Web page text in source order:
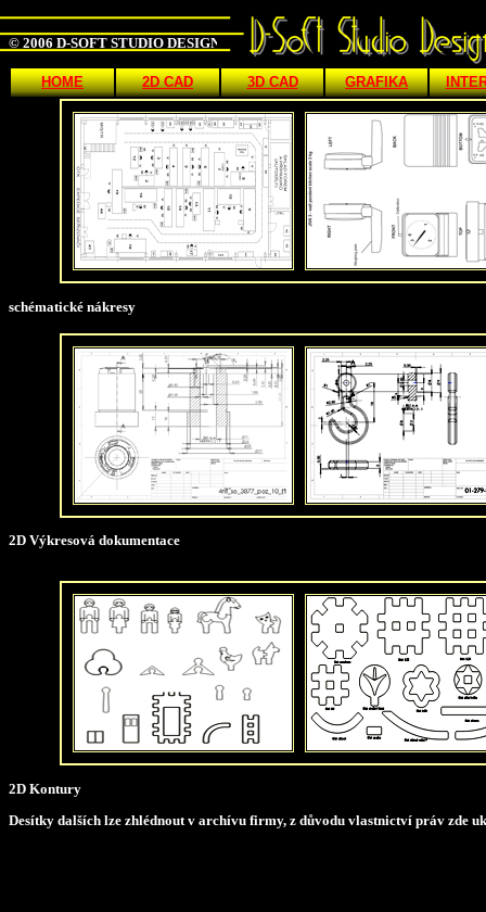
© 2006 D-SOFT STUDIO DESIGN style="position: right;"
HOME 2D CAD 3D CAD GRAFIKA
schématické nákresy
2D Výkresová dokumentace
2D Kontury
Desítky dalších lze zhlédnout v archívu firmy, z důvodu vlastnictví práv zde